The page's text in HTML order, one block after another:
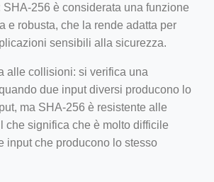
SHA-256 è considerata una funzione
e robusta, che la rende adatta per
sensibili alla sicurezza.
alle collisioni: si verifica una
due input diversi producono lo
ma SHA-256 è resistente alle
che significa che è molto difficile
input che producono lo stesso